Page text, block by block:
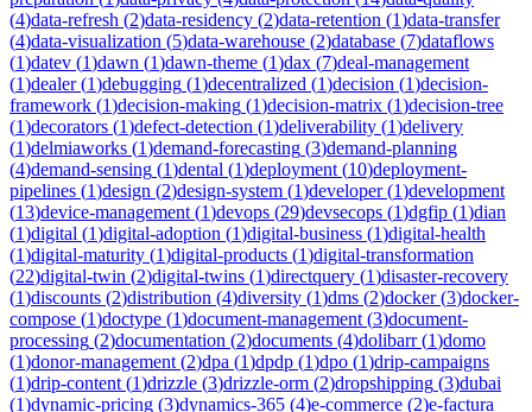
(4)data-refresh (2)data-residency (2)data-retention (1)data-transfer
(4)data-visualization (5)data-warehouse (2)database (7)dataflows
(1)datev (1)dawn (1)dawn-theme (1)dax (7)deal-management
(1)dealer(1)debugging (1)decentralized (1)decision (1)decision-
framework (1)decision-making (1)decision-matrix (1)decision-tree
(1)decorators (1)defect-detection (1)deliverability (1)delivery
(1)delmiaworks (1)demand-forecasting (3)demand-planning
(4)demand-sensing (1)dental (1)deployment (10)deployment-
pipelines (1)design (2)design-system (1)developer(1)development
(13)device-management (1)devops (29)devsecops (1)dgfip (1)dian
(1)digital (1)digital-adoption (1)digital-business (1)digital-health
(1)digital-maturity (1)digital-products (1)digital-transformation
(22)digital-twin (2)digital-twins (1)directquery (1)disaster-recovery
(1)discounts (2)distribution (4)diversity (1)dms (2)docker(3)docker-
compose (1)doctype (1)document-management (3)document-
processing (2)documentation (2)documents (4)dolibarr(1)domo
(1)donor-management (2)dpa (1)dpdp (1)dpo (1)drip-campaigns
(1)drip-content (1)drizzle (3)drizzle-orm (2)dropshipping (3)dubai
(1)dynamic-pricing (3)dynamics-365 (4)e-commerce (2)e-factura